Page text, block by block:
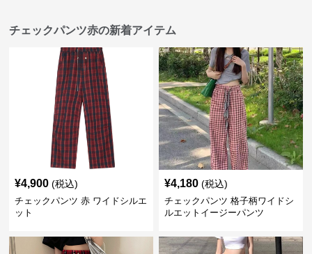
チェックパンツ赤の新着アイテム
¥4,900 (税込)
チェックパンツ 赤 ワイドシルエ
ット
¥4,180 (税込)
チェックパンツ 格子柄ワイドシ
ルエットイージーパンツ